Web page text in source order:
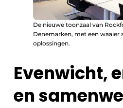
De nieuwe toonzaal van
Denemarken, met een waaier
oplossingen.
Evenwicht,
en